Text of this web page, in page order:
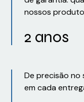
nossos
2 anos
De precisão no
em cada